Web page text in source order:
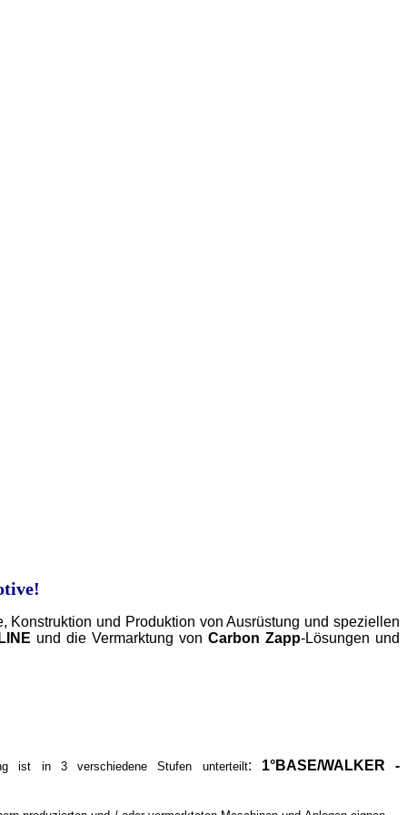
und Produktion von Ausrüstung und speziellen
und die Vermarktung von Carbon Zapp-Lösungen und
ist in 3 verschiedene Stufen unterteilt: 1°BASE/WALKER -